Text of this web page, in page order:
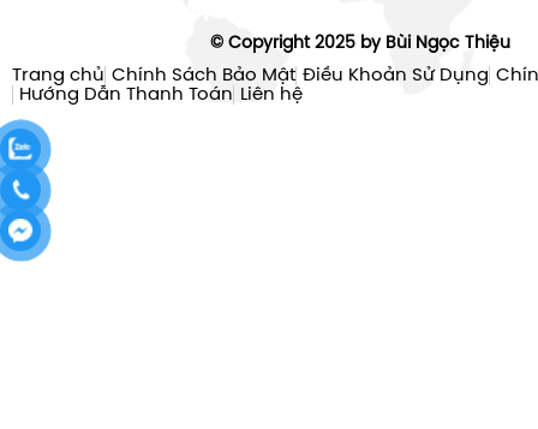
© Copyright 2025 by Bùi Ngọc Thiệu
Trang chủ Chính Sách Bảo Mật Điều Khoản Sử Dụng
Hướng Dẫn Thanh Toán Liên hệ